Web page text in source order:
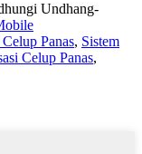
Undhang-
Panas, Sistem
Celup Panas,